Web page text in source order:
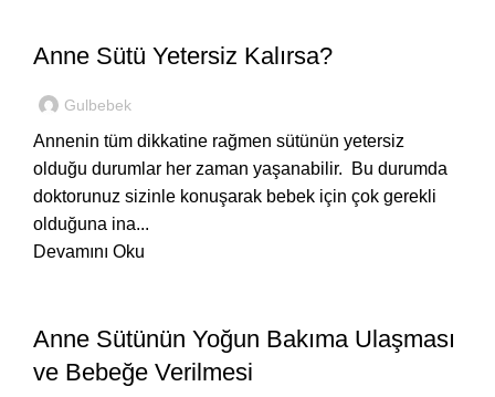
Anne Sütü Yetersiz Kalırsa?
Gulbebek
Annenin tüm dikkatine rağmen sütünün yetersiz
olduğu durumlar her zaman yaşanabilir. Bu durumda
doktorunuz sizinle konuşarak bebek için çok gerekli
olduğuna ina...
Devamını Oku
Anne Sütünün Yoğun Bakıma Ulaşması
ve Bebeğe Verilmesi